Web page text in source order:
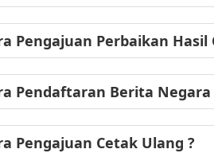
Pengajuan Perbaikan Hasil
Pendaftaran Berita
Pengajuan Cetak Ulang ?